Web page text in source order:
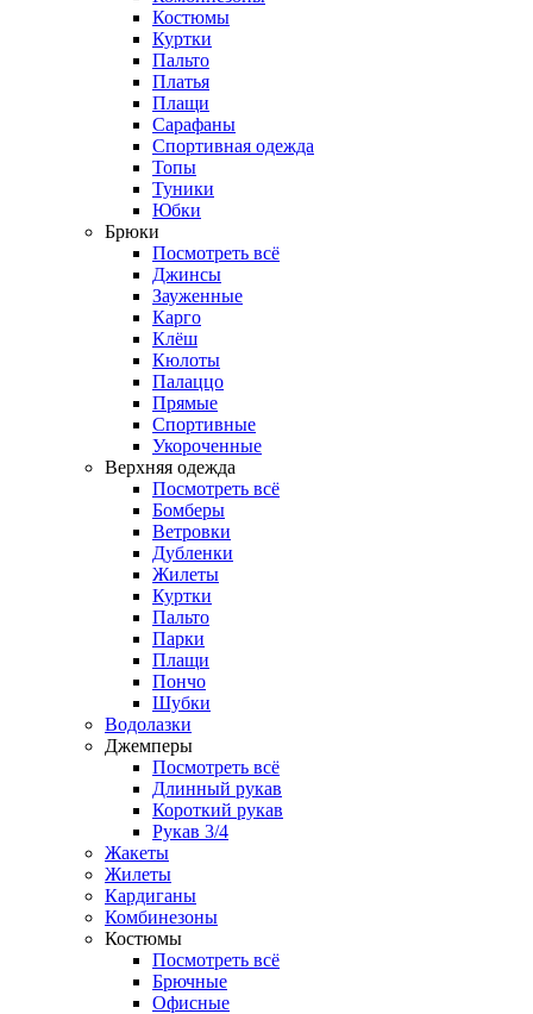
Костюмы
Куртки
Пальто
Платья
Плащи
Сарафаны
Спортивная одежда
Топы
Туники
Юбки
Брюки
Посмотреть всё
Джинсы
Зауженные
Карго
Клёш
Кюлоты
Палаццо
Прямые
Спортивные
Укороченные
Верхняя одежда
Посмотреть всё
Бомберы
Ветровки
Дубленки
Жилеты
Куртки
Пальто
Парки
Плащи
Пончо
Шубки
Водолазки
Джемперы
Посмотреть всё
Длинный рукав
Короткий рукав
Рукав 3/4
Жакеты
Жилеты
Кардиганы
Комбинезоны
Костюмы
Посмотреть всё
Брючные
Офисные